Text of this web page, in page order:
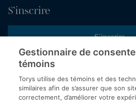
S’inscrire
S’inscrire
Inscrivez-vous aux publications de Torys
commentaires, notre calendrier de
plus encore.
Gestionnaire de
témoins
Torys utilise des témoins et des
similaires afin de s’assurer que son
correctement, d’améliorer votre